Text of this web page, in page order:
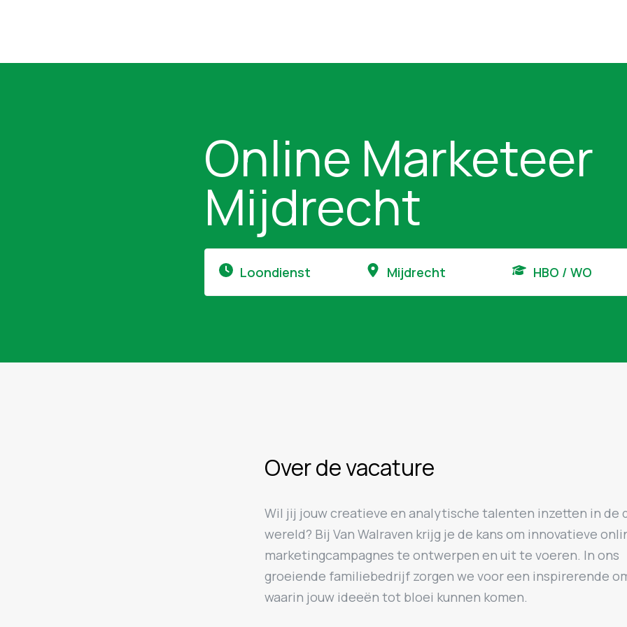
Online Marketeer
Mijdrecht
Loondienst Mijdrecht HBO / WO
Over de vacature
Wil jij jouw creatieve en analytische talenten inzetten in de
wereld? Bij Van Walraven krijg je de kans om innovatieve
marketingcampagnes te ontwerpen en uit te voeren. In ons
groeiende familiebedrijf zorgen we voor een inspirerende
waarin jouw ideeën tot bloei kunnen komen.